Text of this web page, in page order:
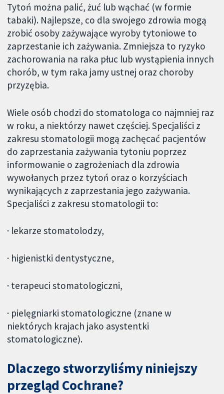
Tytoń można palić, żuć lub wąchać (w formie
tabaki). Najlepsze, co dla swojego zdrowia mogą
zrobić osoby zażywające wyroby tytoniowe to
zaprzestanie ich zażywania. Zmniejsza to ryzyko
zachorowania na raka płuc lub wystąpienia innych
chorób, w tym raka jamy ustnej oraz choroby
przyzębia.
Wiele osób chodzi do stomatologa co najmniej raz
w roku, a niektórzy nawet częściej. Specjaliści z
zakresu stomatologii mogą zachęcać pacjentów
do zaprzestania zażywania tytoniu poprzez
informowanie o zagrożeniach dla zdrowia
wywołanych przez tytoń oraz o korzyściach
wynikających z zaprzestania jego zażywania.
Specjaliści z zakresu stomatologii to:
· lekarze stomatolodzy,
· higienistki dentystyczne,
· terapeuci stomatologiczni,
· pielęgniarki stomatologiczne (znane w
niektórych krajach jako asystentki
stomatologiczne).
Dlaczego stworzyliśmy niniejszy
przegląd Cochrane?